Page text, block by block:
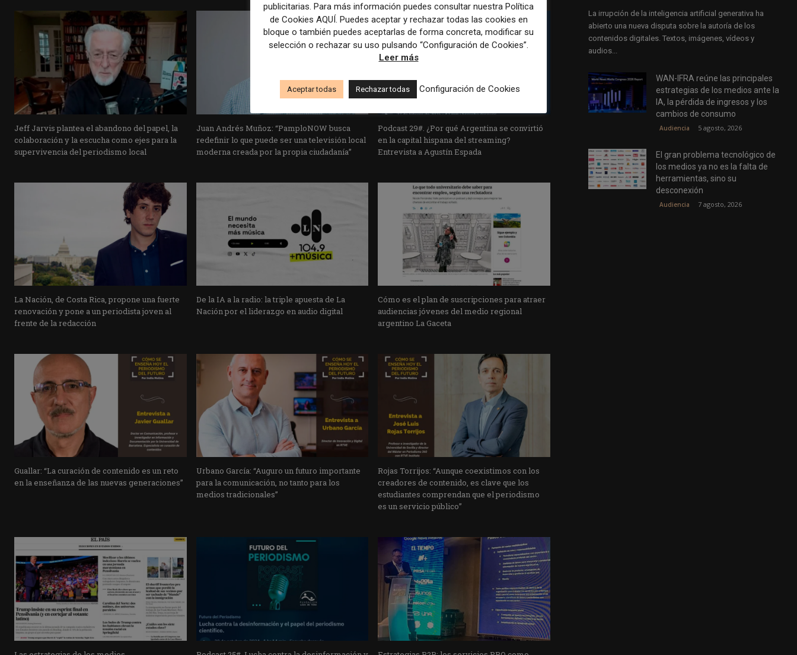
Jeff Jarvis plantea el abandono del papel, la
colaboración y la escucha como ejes para la
supervivencia del periodismo local
Juan Andrés Muñoz: “PamploNOW busca
redefinir lo que puede ser una televisión local
moderna creada por la propia ciudadanía”
Podcast 29#. ¿Por qué Argentina se convirtió
en la capital hispana del streaming?
Entrevista a Agustín Espada
La Nación, de Costa Rica, propone una fuerte
renovación y pone a un periodista joven al
frente de la redacción
De la IA a la radio: la triple apuesta de La
Nación por el liderazgo en audio digital
Cómo es el plan de suscripciones para atraer
audiencias jóvenes del medio regional
argentino La Gaceta
Guallar: “La curación de contenido es un reto
en la enseñanza de las nuevas generaciones”
Urbano García: “Auguro un futuro importante
para la comunicación, no tanto para los
medios tradicionales”
Rojas Torrijos: “Aunque coexistimos con los
creadores de contenido, es clave que los
estudiantes comprendan que el periodismo
es un servicio público”
La irrupción de la inteligencia artificial generativa ha
abierto una nueva disputa sobre la autoría de los
contenidos digitales. Textos, imágenes, vídeos y
audios...
WAN-IFRA reúne las principales
estrategias de los medios ante la
IA, la pérdida de ingresos y los
cambios de consumo
Audiencia 5 agosto, 2026
El gran problema tecnológico de
los medios ya no es la falta de
herramientas, sino su
desconexión
Audiencia 7 agosto, 2026
publicitarias. Para más información puedes consultar nuestra Política
de Cookies AQUÍ. Puedes aceptar y rechazar todas las cookies en
bloque o también puedes aceptarlas de forma concreta, modificar su
selección o rechazar su uso pulsando “Configuración de Cookies”.
Leer más
Aceptar todas Rechazar todas Configuración de Cookies